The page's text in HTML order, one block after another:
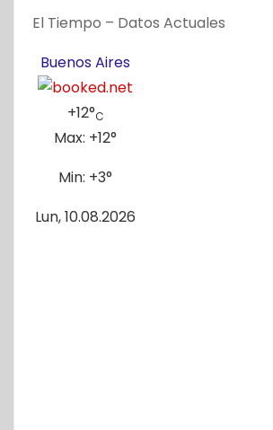
El Tiempo – Datos Actuales
Buenos Aires
+12°C
Max: +12°
Min: +3°
Lun, 10.08.2026